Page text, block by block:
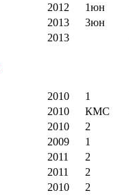
2012 1юн
2013 3юн
2013
2010 1
2010 КМС
2010 2
2009 1
2011 2
2011 2
2010 2